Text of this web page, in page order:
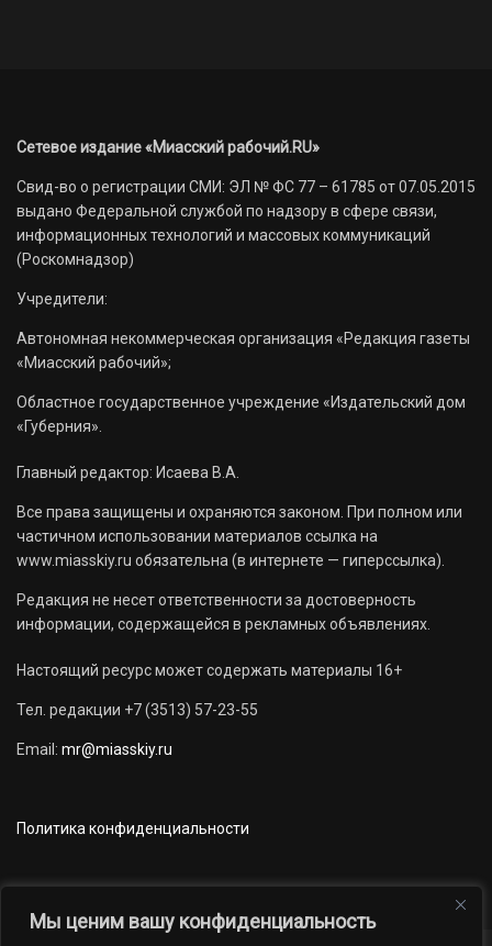
Мы ценим вашу конфиденциальность
Сетевое издание «Миасский рабочий.RU»
Свид-во о регистрации СМИ: ЭЛ № ФС 77 – 61785 от 07.05.2015
выдано Федеральной службой по надзору в сфере связи,
информационных технологий и массовых коммуникаций
(Роскомнадзор)
Учредители:
Автономная некоммерческая организация «Редакция газеты
«Миасский рабочий»;
Областное государственное учреждение «Издательский дом
«Губерния».
Главный редактор: Исаева В.А.
Все права защищены и охраняются законом. При полном или
частичном использовании материалов ссылка на
www.miasskiy.ru обязательна (в интернете — гиперссылка).
Редакция не несет ответственности за достоверность
информации, содержащейся в рекламных объявлениях.
Настоящий ресурс может содержать материалы 16+
Тел. редакции +7 (3513) 57-23-55
Email: mr@miasskiy.ru
Политика конфиденциальности